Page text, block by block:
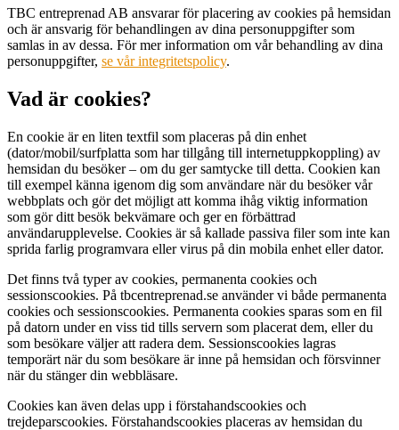
TBC entreprenad AB ansvarar för placering av cookies på hemsidan
och är ansvarig för behandlingen av dina personuppgifter som
samlas in av dessa. För mer information om vår behandling av dina
personuppgifter, se vår integritetspolicy.
Vad är cookies?
En cookie är en liten textfil som placeras på din enhet
(dator/mobil/surfplatta som har tillgång till internetuppkoppling) av
hemsidan du besöker – om du ger samtycke till detta. Cookien kan
till exempel känna igenom dig som användare när du besöker vår
webbplats och gör det möjligt att komma ihåg viktig information
som gör ditt besök bekvämare och ger en förbättrad
användarupplevelse. Cookies är så kallade passiva filer som inte kan
sprida farlig programvara eller virus på din mobila enhet eller dator.
Det finns två typer av cookies, permanenta cookies och
sessionscookies. På tbcentreprenad.se använder vi både permanenta
cookies och sessionscookies. Permanenta cookies sparas som en fil
på datorn under en viss tid tills servern som placerat dem, eller du
som besökare väljer att radera dem. Sessionscookies lagras
temporärt när du som besökare är inne på hemsidan och försvinner
när du stänger din webbläsare.
Cookies kan även delas upp i förstahandscookies och
trejdeparscookies. Förstahandscookies placeras av hemsidan du